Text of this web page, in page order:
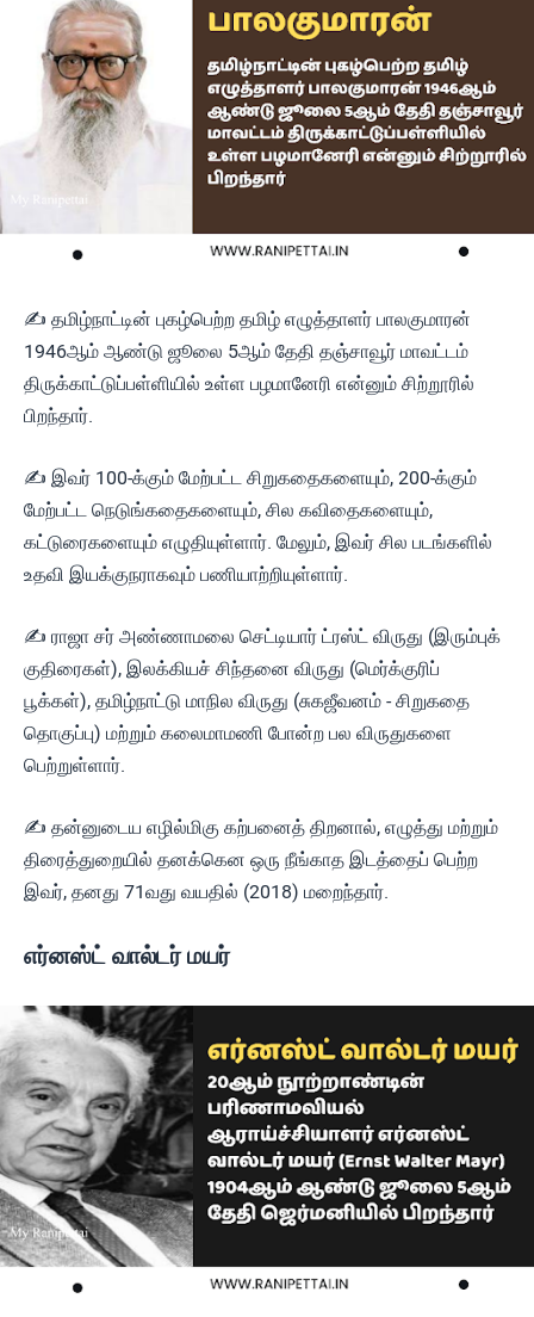
✍ தமிழ்நாட்டின் புகழ்பெற்ற தமிழ் எழுத்தாளர் பாலகுமாரன்
1946ஆம் ஆண்டு ஜூலை 5ஆம் தேதி தஞ்சாவூர் மாவட்டம்
திருக்காட்டுப்பள்ளியில் உள்ள பழமானேரி என்னும் சிற்றூரில்
பிறந்தார்.
✍ இவர் 100-க்கும் மேற்பட்ட சிறுகதைகளையும், 200-க்கும்
மேற்பட்ட நெடுங்கதைகளையும், சில கவிதைகளையும்,
கட்டுரைகளையும் எழுதியுள்ளார். மேலும், இவர் சில படங்களில்
உதவி இயக்குநராகவும் பணியாற்றியுள்ளார்.
✍ ராஜா சர் அண்ணாமலை செட்டியார் ட்ரஸ்ட் விருது (இரும்புக்
குதிரைகள்), இலக்கியச் சிந்தனை விருது (மெர்க்குரிப்
பூக்கள்), தமிழ்நாட்டு மாநில விருது (சுகஜீவனம் - சிறுகதை
தொகுப்பு) மற்றும் கலைமாமணி போன்ற பல விருதுகளை
பெற்றுள்ளார்.
✍ தன்னுடைய எழில்மிகு கற்பனைத் திறனால், எழுத்து மற்றும்
திரைத்துறையில் தனக்கென ஒரு நீங்காத இடத்தைப் பெற்ற
இவர், தனது 71வது வயதில் (2018) மறைந்தார்.
எர்னஸ்ட் வால்டர் மயர்